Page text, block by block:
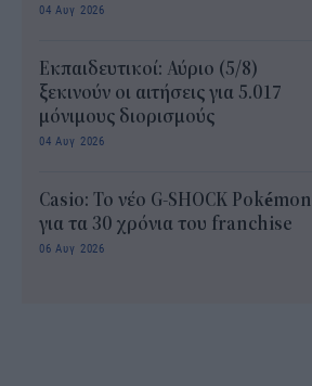
04 Αυγ 2026
Εκπαιδευτικοί: Αύριο (5/8)
ξεκινούν οι αιτήσεις για 5.017
μόνιμους διορισμούς
04 Αυγ 2026
Casio: Το νέο G-SHOCK Pokémon
για τα 30 χρόνια του franchise
06 Αυγ 2026